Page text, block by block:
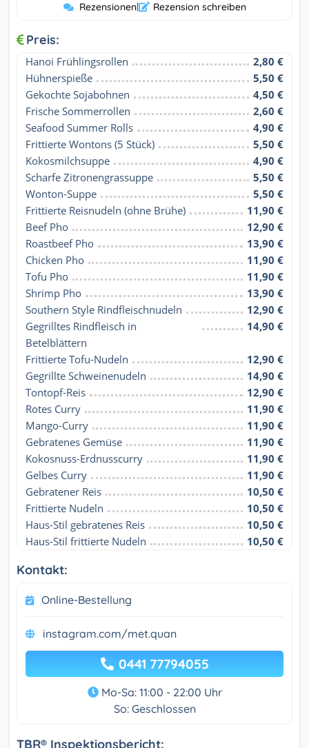
Rezensionen| Rezension schreiben
Preis:
Hanoi Frühlingsrollen
2,80 €
Hühnerspieße
5,50 €
Gekochte Sojabohnen
4,50 €
Frische Sommerrollen
2,60 €
Seafood Summer Rolls
4,90 €
Frittierte Wontons (5 Stück)
5,50 €
Kokosmilchsuppe
4,90 €
Scharfe Zitronengrassuppe
5,50 €
Wonton-Suppe
5,50 €
Frittierte Reisnudeln (ohne Brühe)
11,90 €
Beef Pho
12,90 €
Roastbeef Pho
13,90 €
Chicken Pho
11,90 €
Tofu Pho
11,90 €
Shrimp Pho
13,90 €
Southern Style Rindfleischnudeln
12,90 €
Gegrilltes Rindfleisch in
Betelblättern
14,90 €
Frittierte Tofu-Nudeln
12,90 €
Gegrillte Schweinenudeln
14,90 €
Tontopf-Reis
12,90 €
Rotes Curry
11,90 €
Mango-Curry
11,90 €
Gebratenes Gemüse
11,90 €
Kokosnuss-Erdnusscurry
11,90 €
Gelbes Curry
11,90 €
Gebratener Reis
10,50 €
Frittierte Nudeln
10,50 €
Haus-Stil gebratenes Reis
10,50 €
Haus-Stil frittierte Nudeln
10,50 €
Kontakt:
Online-Bestellung
instagram.com/met.quan
0441 77794055
Mo-Sa: 11:00 - 22:00 Uhr
So: Geschlossen
TBR® Inspektionsbericht: